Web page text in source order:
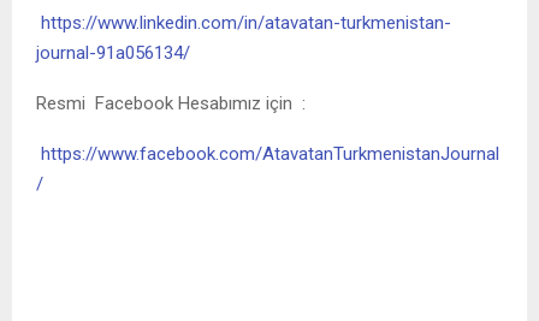
https://www.linkedin.com/in/atavatan-turkmenistan-
journal-91a056134/
Resmi Facebook Hesabımız için :
https://www.facebook.com/AtavatanTurkmenistanJournal
/